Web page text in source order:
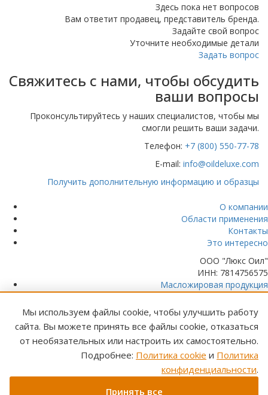
Здесь пока нет вопросов
Вам ответит продавец, представитель бренда.
Задайте свой вопрос
Уточните необходимые детали
Задать вопрос
Свяжитесь с нами, чтобы обсудить
ваши вопросы
Проконсультируйтесь у наших специалистов, чтобы мы
смогли решить ваши задачи.
Телефон: +7 (800) 550-77-78
E-mail: info@oildeluxe.com
Получить дополнительную информацию и образцы
О компании
Области применения
Контакты
Это интересно
ООО "Люкс Оил"
ИНН: 7814756575
Масложировая продукция
Какао продукты
Пищевые добавки
Орехи и семена
Растительное молоко
Стружка кокосовая
Сухофрукты
По всей России
+7 (812) 610-60-70 +7 (800) 550-77-78
Мы используем файлы cookie, чтобы улучшить работу
сайта. Вы можете принять все файлы cookie, отказаться
от необязательных или настроить их самостоятельно.
Подробнее: Политика cookie и Политика
конфиденциальности.
Принять все